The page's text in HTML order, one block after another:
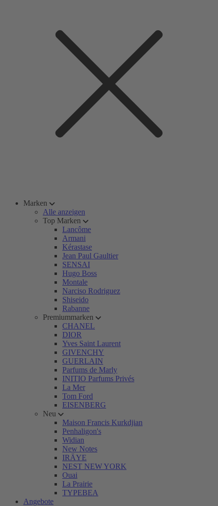
Marken
Alle anzeigen
Top Marken
Lancôme
Armani
Kérastase
Jean Paul Gaultier
SENSAI
Hugo Boss
Montale
Narciso Rodriguez
Shiseido
Rabanne
Premiummarken
CHANEL
DIOR
Yves Saint Laurent
GIVENCHY
GUERLAIN
Parfums de Marly
INITIO Parfums Privés
La Mer
Tom Ford
EISENBERG
Neu
Maison Francis Kurkdjian
Penhaligon's
Widian
New Notes
IRÄYE
NEST NEW YORK
Ouai
La Prairie
TYPEBEA
Angebote